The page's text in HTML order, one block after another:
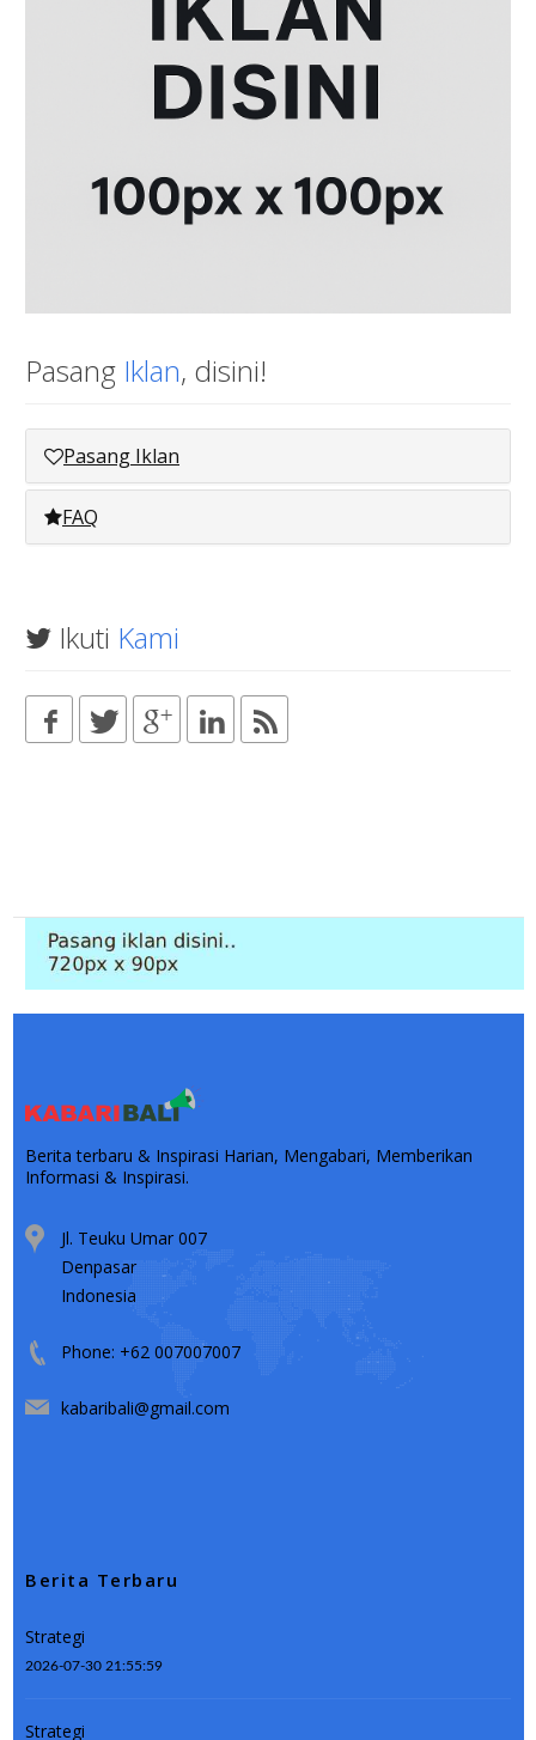
Pasang Iklan, disini!
Pasang Iklan
FAQ
Ikuti Kami
Berita terbaru & Inspirasi Harian, Mengabari, Memberikan
Informasi & Inspirasi.
Jl. Teuku Umar 007
Denpasar
Indonesia
Phone: +62 007007007
kabaribali@gmail.com
Berita Terbaru
Strategi
2026-07-30 21:55:59
Strategi